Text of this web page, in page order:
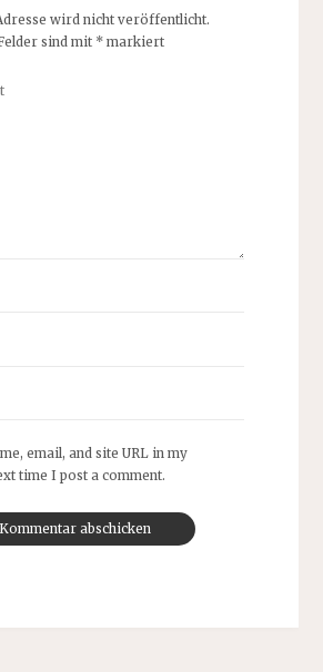
wird nicht veröffentlicht.
sind mit *markiert
email, and site URL in my
time I post a comment.